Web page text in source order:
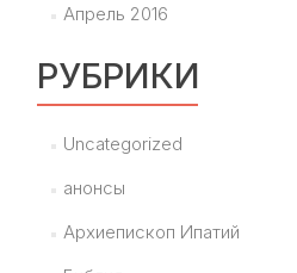
Апрель 2016
РУБРИКИ
Uncategorized
анонсы
Архиепископ Ипатий